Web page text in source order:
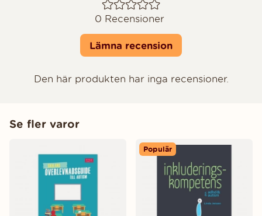
0 Recensioner
Lämna recension
Den här produkten har inga recensioner.
Se fler varor
Populär